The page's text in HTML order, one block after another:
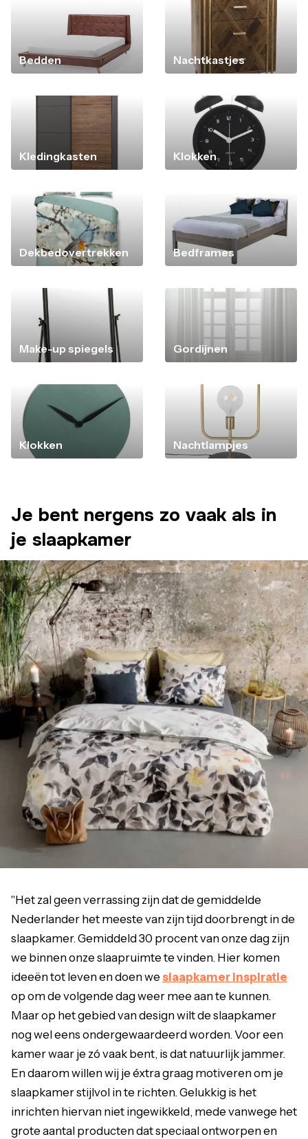
Bedden Nachtkastjes
Kledingkasten Klokken
Dekbedovertrekken Bedframes
Make-up spiegels Gordijnen
Klokken Nachtlampjes
Je bent nergens zo vaak als in
je slaapkamer
"Het zal geen verrassing zijn dat de gemiddelde
Nederlander het meeste van zijn tijd doorbrengt in de
slaapkamer. Gemiddeld 30 procent van onze dag zijn
we binnen onze slaapruimte te vinden. Hier komen
ideeën tot leven en doen we slaapkamer inspiratie
op om de volgende dag weer mee aan te kunnen.
Maar op het gebied van design wilt de slaapkamer
nog wel eens ondergewaardeerd worden. Voor een
kamer waar je zó vaak bent, is dat natuurlijk jammer.
En daarom willen wij je éxtra graag motiveren om je
slaapkamer stijlvol in te richten. Gelukkig is het
inrichten hiervan niet ingewikkeld, mede vanwege het
grote aantal producten dat speciaal ontworpen en